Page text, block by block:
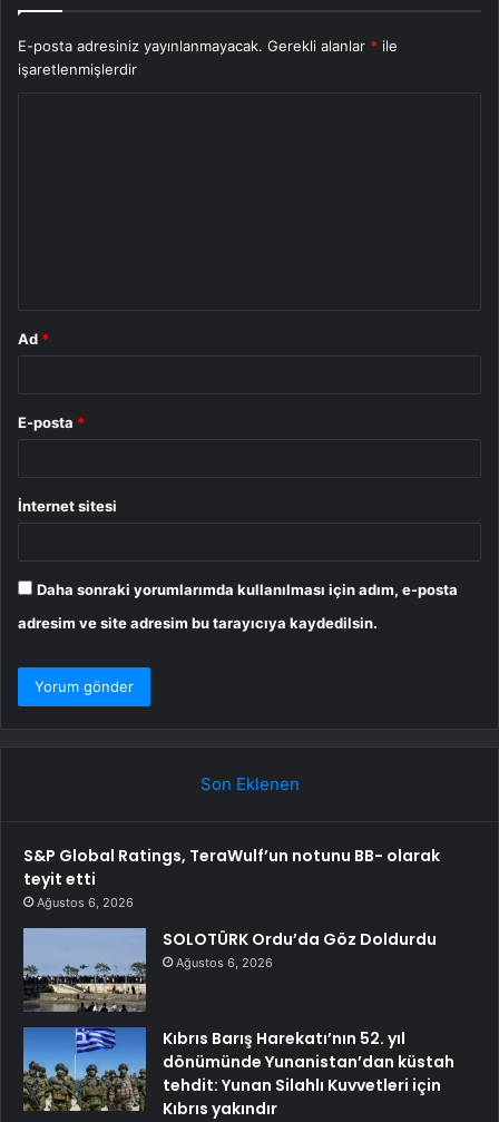
E-posta adresiniz yayınlanmayacak. Gerekli alanlar * ile
işaretlenmişlerdir
Ad *
E-posta *
İnternet sitesi
Daha sonraki yorumlarımda kullanılması için adım, e-posta
adresim ve site adresim bu tarayıcıya kaydedilsin.
Son Eklenen
S&P Global Ratings, TeraWulf’un notunu BB- olarak
teyit etti
Ağustos 6, 2026
SOLOTÜRK Ordu’da Göz Doldurdu
Ağustos 6, 2026
Kıbrıs Barış Harekatı’nın 52. yıl
dönümünde Yunanistan’dan küstah
tehdit: Yunan Silahlı Kuvvetleri için
Kıbrıs yakındır